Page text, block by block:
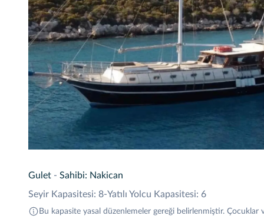
Gulet - Sahibi: Nakican
Seyir Kapasitesi: 8-Yatılı Yolcu Kapasitesi: 6
Bu kapasite yasal düzenlemeler gereği belirlenmiştir. Çocuklar